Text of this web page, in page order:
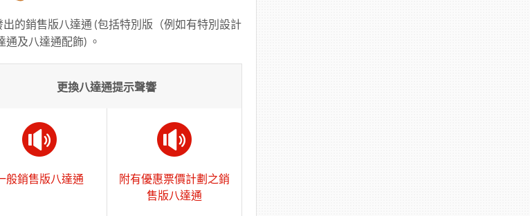
的銷售版八達通 (包括特別版（例如有特別設計
及八達通配飾) 。
更換八達通提示聲響
般銷售版八達通
附有優惠票價計劃之銷
售版八達通